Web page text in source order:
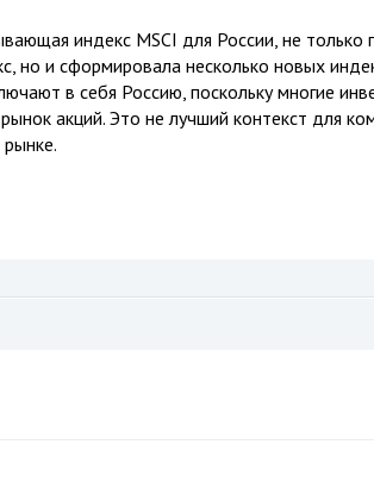
индекс MSCI для России, не только
но и сформировала несколько новых
в себя Россию, поскольку многие
акций. Это не лучший контекст для